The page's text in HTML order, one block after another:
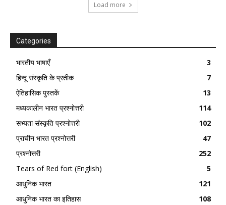
Load more
Categories
भारतीय भाषाएँ
3
हिन्दू संस्कृति के प्रतीक
7
ऐतिहासिक पुस्तकें
13
मध्यकालीन भारत प्रश्नोत्तरी
114
सभ्यता संस्कृति प्रश्नोत्तरी
102
प्राचीन भारत प्रश्नोत्तरी
47
प्रश्नोत्तरी
252
Tears of Red fort (English)
5
आधुनिक भारत
121
आधुनिक भारत का इतिहास
108